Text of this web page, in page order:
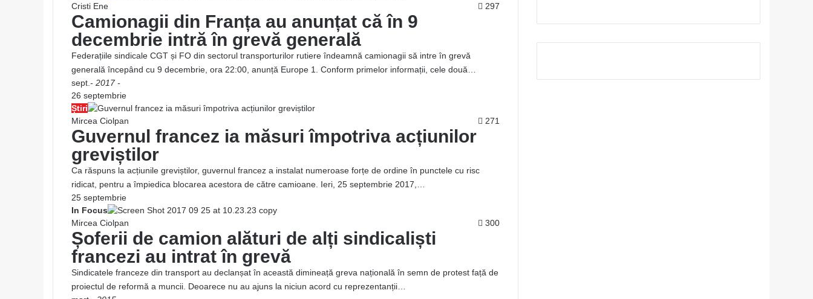
Cristi Ene
297
Camionagii din Franța au anunțat că în 9
decembrie intră în grevă generală
Federațiile sindicale CGT și FO din sectorul transporturilor rutiere îndeamnă camionagii să intre în grevă
generală începând cu 9 decembrie, ora 22:00, anunță Europe 1. Conform primelor informații, cele două…
sept. - 2017 -
26 septembrie
Știri
Mircea Ciolpan
271
Guvernul francez ia măsuri împotriva acțiunilor
greviștilor
Ca răspuns la acțiunile greviștilor, guvernul francez a instalat numeroase forțe de ordine în punctele cu risc
ridicat, pentru a împiedica blocarea acestora de către camioane. Ieri, 25 septembrie 2017,…
25 septembrie
In Focus
Mircea Ciolpan
300
Șoferii de camion alături de alți sindicaliști
francezi au intrat în grevă
Sindicatele franceze din transport au declanșat în această dimineață greva națională în semn de protest față de
proiectul de reformă a muncii. Deoarece nu au ajuns la niciun acord cu reprezentanții…